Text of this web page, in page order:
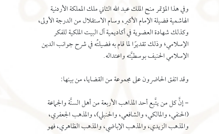
وفي هذا المؤتمر منح الملك عبد الله الثاني ملك المملكة الأردنية
الهاشمية فضيلة الإمام الأكبر، وسام الاستقلال من الدرجة الأولى،
وكذلك شهادة العضوية في أكاديمية آل البيت الملكية للفكر
الإسلامي؛ وذلك تقديرًا لما قام به فضيلتُه في شرح جوانب الدين
الإسلامي الحنيف بوسطيَّته واعتداله.
وقد اتفق الحاضرون على مجموعة من القضايا، من بينها:
- إنَّ كل من يتَّبع أحد المذاهب الأربعة من أهل السنَّة والجماعة
(الحنفي، والمالكي، والشافعي، والحنبلي)، والمذهب الجعفري،
والمذهب الزيدي، والمذهب الإباضي، والمذهب الظاهري، فهو